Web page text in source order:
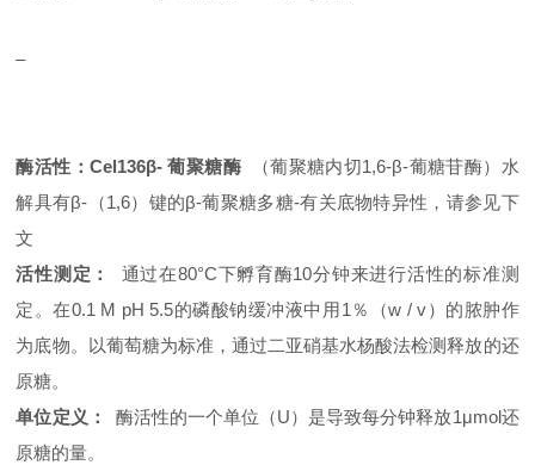
–
酶活性：Cel136β-葡聚糖酶 （葡聚糖内切1,6-β-葡糖苷酶）水
解具有β-（1,6）键的β-葡聚糖多糖-有关底物特异性，请参见下
文
活性测定：
通过在80°C下孵育酶10分钟来进行活性的标准测
定。在0.1 M pH 5.5的磷酸钠缓冲液中用1％（w / v）的脓肿作
为底物。以葡萄糖为标准，通过二亚硝基水杨酸法检测释放的还
原糖。
单位定义：
酶活性的一个单位（U）是导致每分钟释放1μmol还
原糖的量。